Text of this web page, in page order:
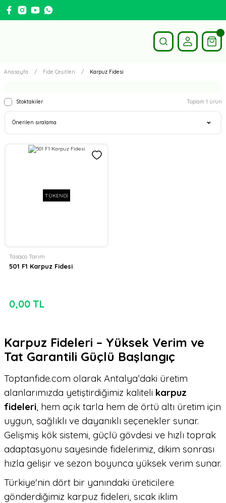
Anasayfa Fide Çeşitleri Karpuz Fidesi
Stoktakiler Toplam 1 ürün
TÜKENDİ
Tasaco Tarım
501 F1 Karpuz Fidesi
0,00 TL
Karpuz Fideleri – Yüksek Verim ve
Tat Garantili Güçlü Başlangıç
Toptanfide.com olarak Antalya’daki üretim
alanlarımızda yetiştirdiğimiz kaliteli karpuz
fideleri , hem açık tarla hem de örtü altı üretim için
uygun, sağlıklı ve dayanıklı seçenekler sunar.
Gelişmiş kök sistemi, güçlü gövdesi ve hızlı toprak
adaptasyonu sayesinde fidelerimiz, dikim sonrası
hızla gelişir ve sezon boyunca yüksek verim sunar.
Türkiye'nin dört bir yanındaki üreticilere
gönderdiğimiz karpuz fideleri, sıcak iklim